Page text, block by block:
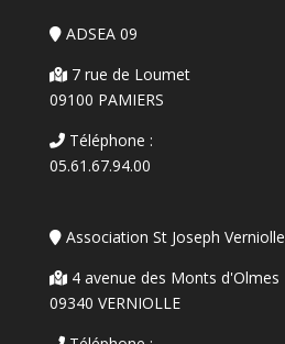
ADSEA 09
7 rue de Loumet
09100 PAMIERS
Téléphone :
05.61.67.94.00
Association St Joseph Verniolle
4 avenue des Monts d'Olmes
09340 VERNIOLLE